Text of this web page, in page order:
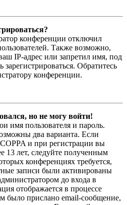
конференции отключил
Также возможно,
IP-адрес или запретил имя, под
Обратитесь
конференции.
но не могу войти!
имя пользователя и пароль.
два варианта. Если
и при регистрации вы
13 лет, следуйте полученным
конференциях требуется,
записи были активированы
до входа в
отображается в процессе
было прислано email-сообщение,